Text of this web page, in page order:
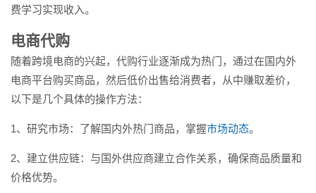
费学习实现收入。
电商代购
随着跨境电商的兴起，代购行业逐渐成为热门，通过在国内外
电商平台购买商品，然后低价出售给消费者，从中赚取差价，
以下是几个具体的操作方法：
1、研究市场：了解国内外热门商品，掌握市场动态。
2、建立供应链：与国外供应商建立合作关系，确保商品质量和
价格优势。